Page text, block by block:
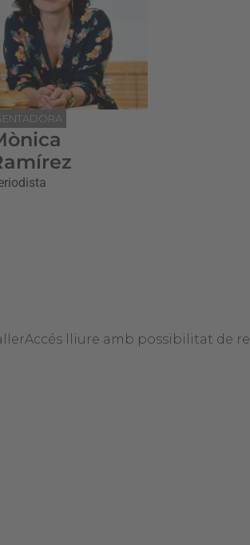
Accés lliure amb possibilitat de